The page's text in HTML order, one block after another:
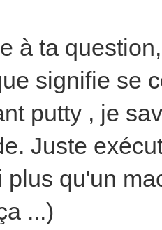
à ta
signifie se
putty , je
Juste
plus qu'un
...)